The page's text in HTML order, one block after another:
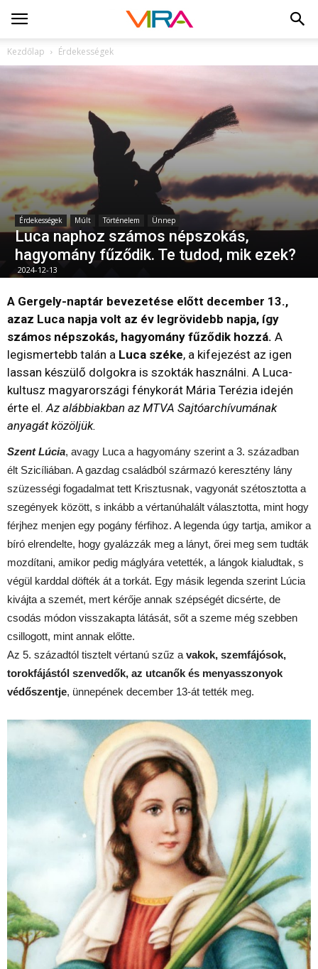
Kezdőlap Érdekességek
Érdekességek Múlt Történelem Ünnep
Luca naphoz számos népszokás,
hagyomány fűződik. Te tudod, mik ezek?
2024-12-13
A Gergely-naptár bevezetése előtt december 13.,
azaz Luca napja volt az év legrövidebb napja, így
számos népszokás, hagyomány fűződik hozzá. A
legismertebb talán a Luca széke, a kifejezést az igen
lassan készülő dolgokra is szokták használni. A Luca-
kultusz magyarországi fénykorát Mária Terézia idején
érte el. Az alábbiakban az MTVA Sajtóarchívumának
anyagát közöljük.
Szent Lúcia, avagy Luca a hagyomány szerint a 3. században
élt Szicíliában. A gazdag családból származó keresztény lány
szüzességi fogadalmat tett Krisztusnak, vagyonát szétosztotta a
szegények között, s inkább a vértanúhalált választotta, mint hogy
férjhez menjen egy pogány férfihoz. A legenda úgy tartja, amikor a
bíró elrendelte, hogy gyalázzák meg a lányt, őrei meg sem tudták
mozdítani, amikor pedig máglyára vetették, a lángok kialudtak, s
végül karddal döfték át a torkát. Egy másik legenda szerint Lúcia
kivájta a szemét, mert kérője annak szépségét dicsérte, de
csodás módon visszakapta látását, sőt a szeme még szebben
csillogott, mint annak előtte.
Az 5. századtól tisztelt vértanú szűz a vakok, szemfájósok,
torokfájástól szenvedők, az utcanők és menyasszonyok
védőszentje, ünnepének december 13-át tették meg.